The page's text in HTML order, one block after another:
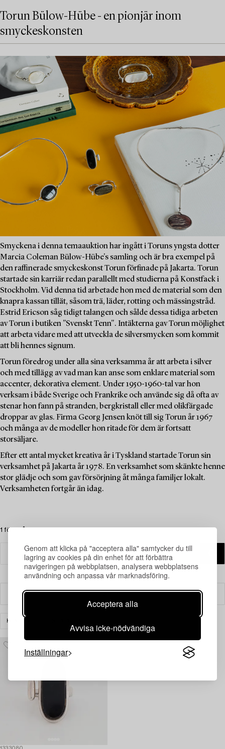
Genom att klicka på "acceptera alla" samtycker du till
lagring av cookies på din enhet för att förbättra
navigeringen på webbplatsen, analysera webbplatsens
användning och anpassa vår marknadsföring.
Acceptera alla
Avvisa icke-nödvändiga
Inställningar
Torun Bülow-Hübe - en pionjär inom
smyckeskonsten
Smyckena i denna temaauktion har ingått i Toruns yngsta dotter
Marcia Coleman Bülow-Hübe's samling och är bra exempel på
den raffinerade smyckeskonst Torun förfinade på Jakarta. Torun
startade sin karriär redan parallellt med studierna på Konstfack i
Stockholm. Vid denna tid arbetade hon med de material som den
knapra kassan tillät, såsom trä, läder, rotting och mässingstråd.
Estrid Ericson såg tidigt talangen och sålde dessa tidiga arbeten
av Torun i butiken "Svenskt Tenn". Intäkterna gav Torun möjlighet
att arbeta vidare med att utveckla de silversmycken som kommit
att bli hennes signum.
Torun föredrog under alla sina verksamma år att arbeta i silver
och med tillägg av vad man kan anse som enklare material som
accenter, dekorativa element. Under 1950-1960-tal var hon
verksam i både Sverige och Frankrike och använde sig då ofta av
stenar hon fann på stranden, bergkristall eller med olikfärgade
droppar av glas. Firma Georg Jensen knöt till sig Torun år 1967
och många av de modeller hon ritade för dem är fortsatt
storsäljare.
Efter ett antal mycket kreativa år i Tyskland startade Torun sin
verksamhet på Jakarta år 1978. En verksamhet som skänkte henne
stor glädje och som gav försörjning åt många familjer lokalt.
Verksamheten fortgår än idag.
1 föremål
KONST